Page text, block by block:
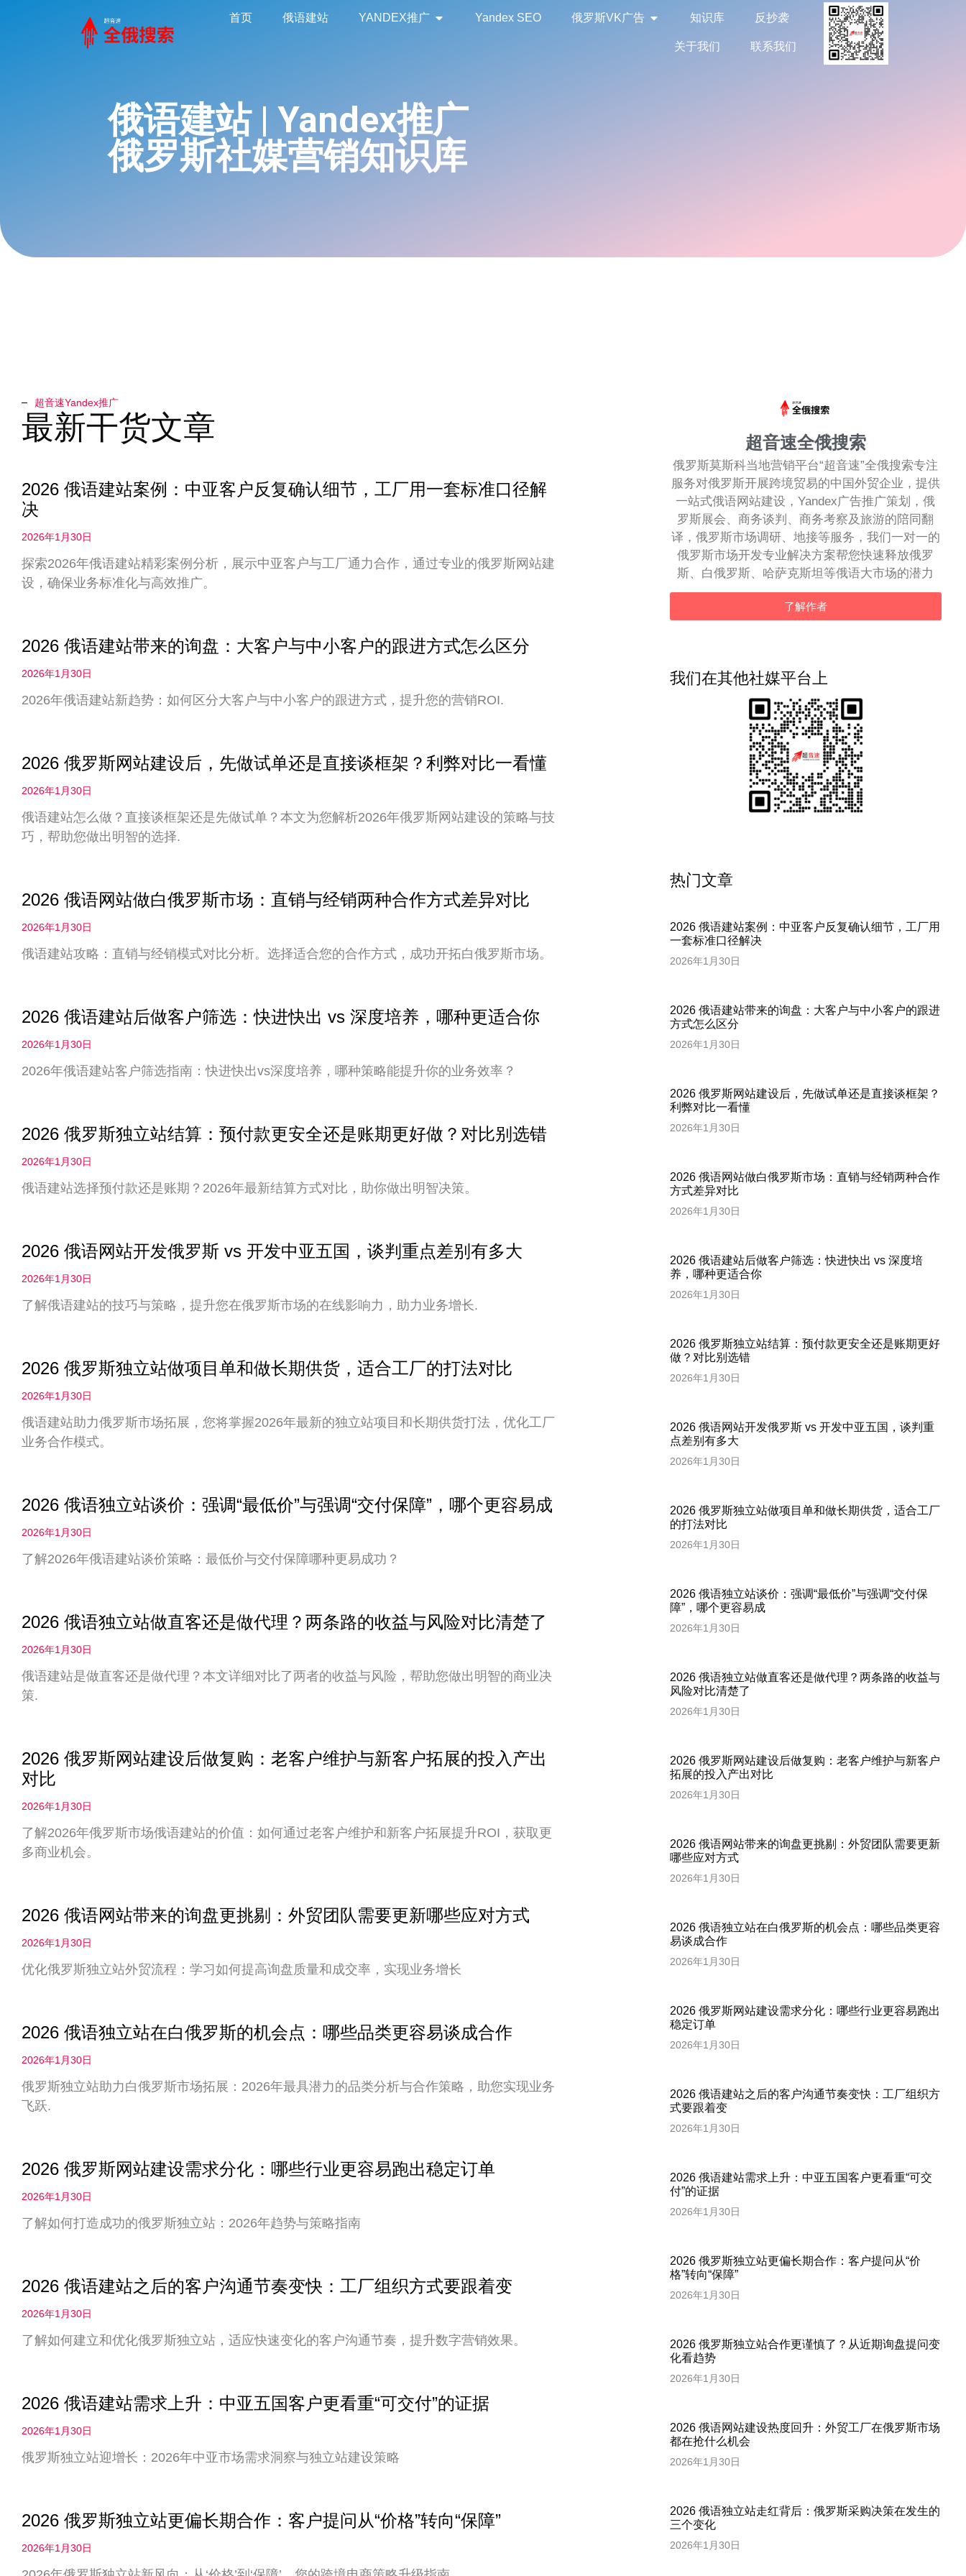
首页 俄语建站 YANDEX推广 Yandex SEO 俄罗斯VK广告 知识库 反抄袭
关于我们 联系我们
俄语建站 | Yandex推广
俄罗斯社媒营销知识库
超音速Yandex推广​
最新干货文章
2026 俄语建站案例：中亚客户反复确认细节，工厂用一套标准口径解
决
2026年1月30日
探索2026年俄语建站精彩案例分析，展示中亚客户与工厂通力合作，通过专业的俄罗斯网站建
设，确保业务标准化与高效推广。
2026 俄语建站带来的询盘：大客户与中小客户的跟进方式怎么区分
2026年1月30日
2026年俄语建站新趋势：如何区分大客户与中小客户的跟进方式，提升您的营销ROI.
2026 俄罗斯网站建设后，先做试单还是直接谈框架？利弊对比一看懂
2026年1月30日
俄语建站怎么做？直接谈框架还是先做试单？本文为您解析2026年俄罗斯网站建设的策略与技
巧，帮助您做出明智的选择.
2026 俄语网站做白俄罗斯市场：直销与经销两种合作方式差异对比
2026年1月30日
俄语建站攻略：直销与经销模式对比分析。选择适合您的合作方式，成功开拓白俄罗斯市场。
2026 俄语建站后做客户筛选：快进快出 vs 深度培养，哪种更适合你
2026年1月30日
2026年俄语建站客户筛选指南：快进快出vs深度培养，哪种策略能提升你的业务效率？
2026 俄罗斯独立站结算：预付款更安全还是账期更好做？对比别选错
2026年1月30日
俄语建站选择预付款还是账期？2026年最新结算方式对比，助你做出明智决策。
2026 俄语网站开发俄罗斯 vs 开发中亚五国，谈判重点差别有多大
2026年1月30日
了解俄语建站的技巧与策略，提升您在俄罗斯市场的在线影响力，助力业务增长.
2026 俄罗斯独立站做项目单和做长期供货，适合工厂的打法对比
2026年1月30日
俄语建站助力俄罗斯市场拓展，您将掌握2026年最新的独立站项目和长期供货打法，优化工厂
业务合作模式。
2026 俄语独立站谈价：强调“最低价”与强调“交付保障”，哪个更容易成
2026年1月30日
了解2026年俄语建站谈价策略：最低价与交付保障哪种更易成功？
2026 俄语独立站做直客还是做代理？两条路的收益与风险对比清楚了
2026年1月30日
俄语建站是做直客还是做代理？本文详细对比了两者的收益与风险，帮助您做出明智的商业决
策.
2026 俄罗斯网站建设后做复购：老客户维护与新客户拓展的投入产出
对比
2026年1月30日
了解2026年俄罗斯市场俄语建站的价值：如何通过老客户维护和新客户拓展提升ROI，获取更
多商业机会。
2026 俄语网站带来的询盘更挑剔：外贸团队需要更新哪些应对方式
2026年1月30日
优化俄罗斯独立站外贸流程：学习如何提高询盘质量和成交率，实现业务增长
2026 俄语独立站在白俄罗斯的机会点：哪些品类更容易谈成合作
2026年1月30日
俄罗斯独立站助力白俄罗斯市场拓展：2026年最具潜力的品类分析与合作策略，助您实现业务
飞跃.
2026 俄罗斯网站建设需求分化：哪些行业更容易跑出稳定订单
2026年1月30日
了解如何打造成功的俄罗斯独立站：2026年趋势与策略指南
2026 俄语建站之后的客户沟通节奏变快：工厂组织方式要跟着变
2026年1月30日
了解如何建立和优化俄罗斯独立站，适应快速变化的客户沟通节奏，提升数字营销效果。
2026 俄语建站需求上升：中亚五国客户更看重“可交付”的证据
2026年1月30日
俄罗斯独立站迎增长：2026年中亚市场需求洞察与独立站建设策略
2026 俄罗斯独立站更偏长期合作：客户提问从“价格”转向“保障”
2026年1月30日
超音速全俄搜索
俄罗斯莫斯科当地营销平台“超音速”全俄搜索专注
服务对俄罗斯开展跨境贸易的中国外贸企业，提供
一站式俄语网站建设，Yandex广告推广策划，俄
罗斯展会、商务谈判、商务考察及旅游的陪同翻
译，俄罗斯市场调研、地接等服务，我们一对一的
俄罗斯市场开发专业解决方案帮您快速释放俄罗
斯、白俄罗斯、哈萨克斯坦等俄语大市场的潜力
了解作者
我们在其他社媒平台上
热门文章
2026 俄语建站案例：中亚客户反复确认细节，工厂用
一套标准口径解决
2026年1月30日
2026 俄语建站带来的询盘：大客户与中小客户的跟进
方式怎么区分
2026年1月30日
2026 俄罗斯网站建设后，先做试单还是直接谈框架？
利弊对比一看懂
2026年1月30日
2026 俄语网站做白俄罗斯市场：直销与经销两种合作
方式差异对比
2026年1月30日
2026 俄语建站后做客户筛选：快进快出 vs 深度培
养，哪种更适合你
2026年1月30日
2026 俄罗斯独立站结算：预付款更安全还是账期更好
做？对比别选错
2026年1月30日
2026 俄语网站开发俄罗斯 vs 开发中亚五国，谈判重
点差别有多大
2026年1月30日
2026 俄罗斯独立站做项目单和做长期供货，适合工厂
的打法对比
2026年1月30日
2026 俄语独立站谈价：强调“最低价”与强调“交付保
障”，哪个更容易成
2026年1月30日
2026 俄语独立站做直客还是做代理？两条路的收益与
风险对比清楚了
2026年1月30日
2026 俄罗斯网站建设后做复购：老客户维护与新客户
拓展的投入产出对比
2026年1月30日
2026 俄语网站带来的询盘更挑剔：外贸团队需要更新
哪些应对方式
2026年1月30日
2026 俄语独立站在白俄罗斯的机会点：哪些品类更容
易谈成合作
2026年1月30日
2026 俄罗斯网站建设需求分化：哪些行业更容易跑出
稳定订单
2026年1月30日
2026 俄语建站之后的客户沟通节奏变快：工厂组织方
式要跟着变
2026年1月30日
2026 俄语建站需求上升：中亚五国客户更看重“可交
付”的证据
2026年1月30日
2026 俄罗斯独立站更偏长期合作：客户提问从“价
格”转向“保障”
2026年1月30日
2026 俄罗斯独立站合作更谨慎了？从近期询盘提问变
化看趋势
2026年1月30日
2026 俄语网站建设热度回升：外贸工厂在俄罗斯市场
都在抢什么机会
2026年1月30日
2026 俄语独立站走红背后：俄罗斯采购决策在发生的
三个变化
2026年1月30日